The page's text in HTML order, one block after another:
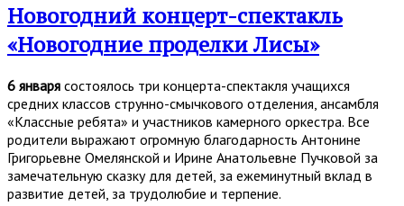
Новогодний концерт-спектакль
«Новогодние проделки Лисы»
6 января состоялось три концерта-спектакля учащихся
средних классов струнно-смычкового отделения, ансамбля
«Классные ребята» и участников камерного оркестра. Все
родители выражают огромную благодарность Антонине
Григорьевне Омелянской и Ирине Анатольевне Пучковой за
замечательную сказку для детей, за ежеминутный вклад в
развитие детей, за трудолюбие и терпение.